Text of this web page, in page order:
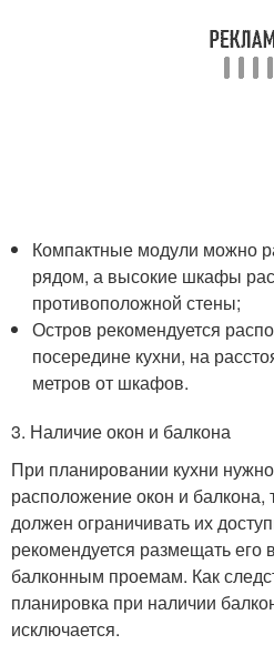
Компактные модули можно
рядом, а высокие шкафы
противоположной стены;
Остров рекомендуется
посередине кухни, на
метров от шкафов.
3. Наличие окон и балкона
При планировании кухни
расположение окон и балкона,
должен ограничивать их
рекомендуется размещать его
балконным проемам. Как
планировка при наличии
исключается.